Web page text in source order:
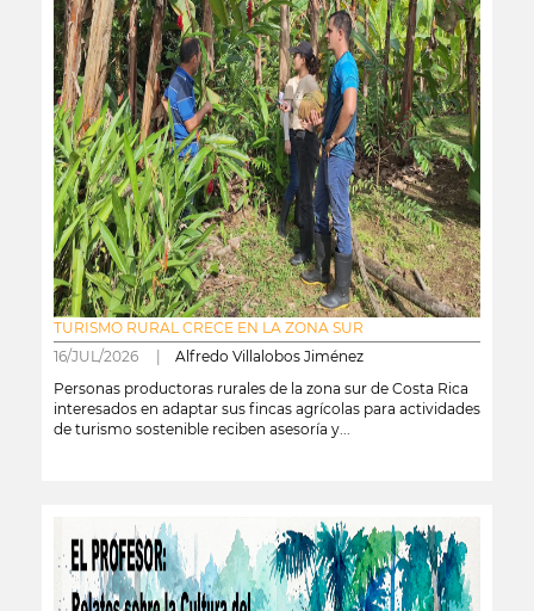
TURISMO RURAL CRECE EN LA ZONA SUR
16/JUL/2026 | Alfredo Villalobos Jiménez
Personas productoras rurales de la zona sur de Costa Rica
interesados en adaptar sus fincas agrícolas para actividades
de turismo sostenible reciben asesoría y...